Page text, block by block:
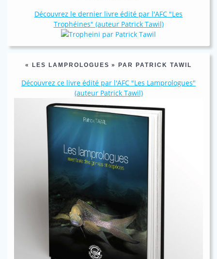
Découvrez le dernier livre édité par l'AFC "Les
Trophéines" (auteur Patrick Tawil)
« LES LAMPROLOGUES » PAR PATRICK TAWIL
Découvrez ce livre édité par l'AFC "Les Lamprologues"
(auteur Patrick Tawil)